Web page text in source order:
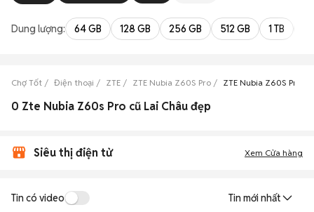
Dung lượng: 64 GB 128 GB 256 GB 512 GB 1 TB
Chợ Tốt Điện thoại ZTE ZTE Nubia Z60S Pro ZTE Nubia Z60S Pro
0 Zte Nubia Z60s Pro cũ Lai Châu đẹp
Siêu thị điện tử Xem Cửa hàng
Tin có video Tin mới nhất